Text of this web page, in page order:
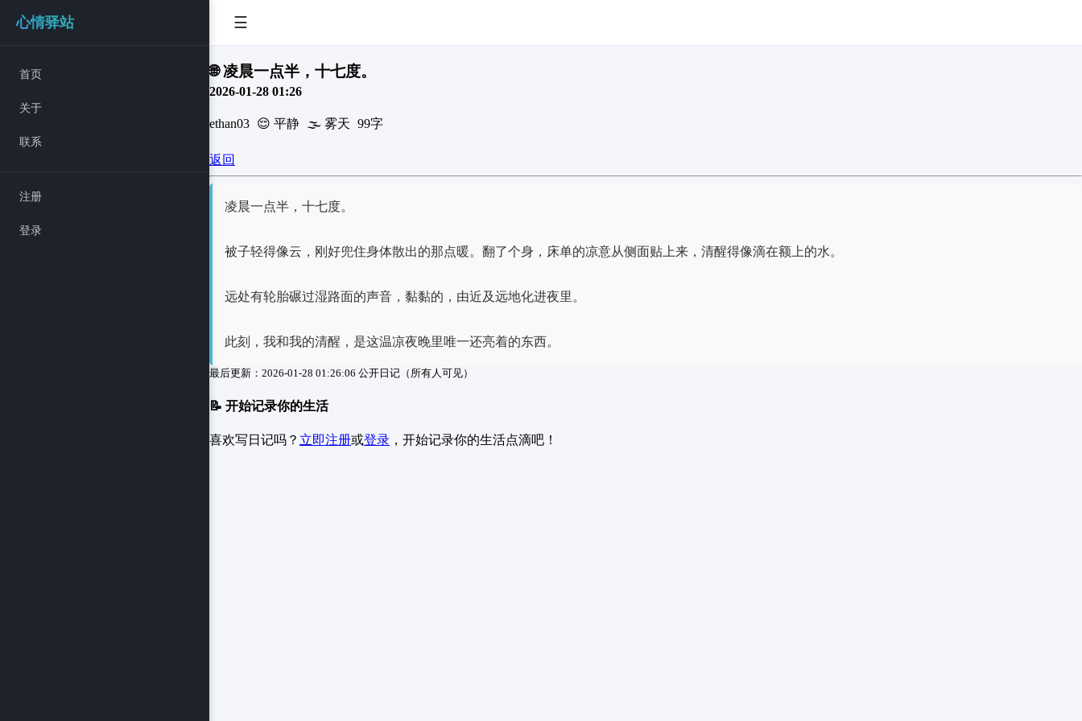
心情驿站
首页
关于
联系
注册
登录
☰
🌐 凌晨一点半，十七度。
2026-01-28 01:26
ethan03 😌 平静 🌫️ 雾天 99字
返回
凌晨一点半，十七度。
被子轻得像云，刚好兜住身体散出的那点暖。翻了个身，床单的凉意从侧面贴上来，清醒得像滴在额上的水。
远处有轮胎碾过湿路面的声音，黏黏的，由近及远地化进夜里。
此刻，我和我的清醒，是这温凉夜晚里唯一还亮着的东西。
最后更新：2026-01-28 01:26:06 公开日记（所有人可见）
📝 开始记录你的生活
喜欢写日记吗？ 立即注册或登录 ，开始记录你的生活点滴吧！